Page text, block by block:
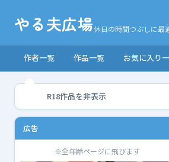
やる夫広場休日の時間つぶしに最
作者一覧 作品一覧 お気に入り
R18作品を非表示
広告
※全年齢ページに飛びます